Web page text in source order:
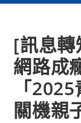
[訊息
網路成
「
關機親